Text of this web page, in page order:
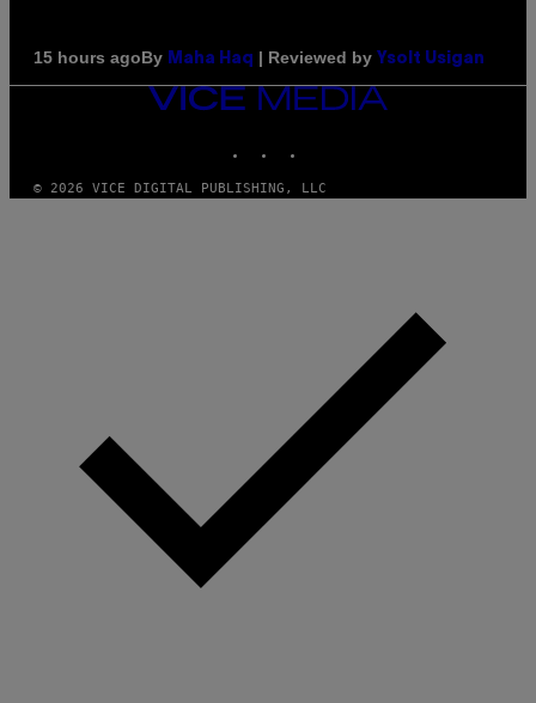
15 hours agoBy Maha Haq | Reviewed by Ysolt Usigan
VICE
MEDIA
© 2026 VICE DIGITAL PUBLISHING, LLC